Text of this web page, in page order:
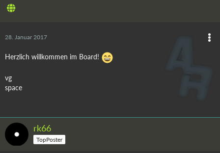
28. Januar 2017
Herzlich willkommen im Board!
vg
space
rk66
TopPoster